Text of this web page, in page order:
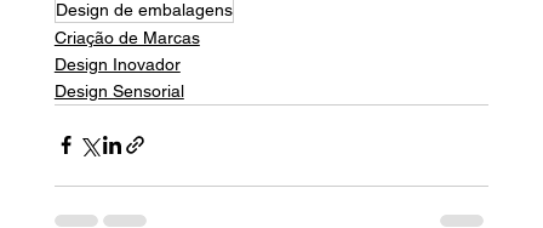
Design de embalagens
Criação de Marcas
Design Inovador
Design Sensorial